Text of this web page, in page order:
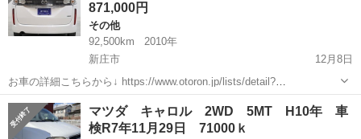
871,000円
その他
92,500km
2010年
新庄市
12月8日
お車の詳細こちらから↓ https://www.otoron.jp/lists/detail?
carno=039776 来店不要で全国対応中🗾(※沖縄/北海道/離島除く) 携帯
さえあれば即日審査・契約もできちゃう✨...
山形 新庄市 その他
マツダ キャロル 2WD 5MT H10年 車
検R7年11月29日 71000ｋ